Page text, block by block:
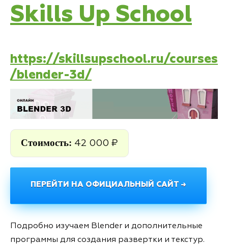
Skills Up School
https://skillsupschool.ru/courses
/blender-3d/
Стоимость: 42 000 ₽
ПЕРЕЙТИ НА ОФИЦИАЛЬНЫЙ САЙТ →
Подробно изучаем Blender и дополнительные
программы для создания развертки и текстур.